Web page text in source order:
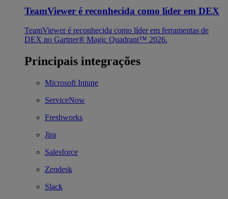
TeamViewer é reconhecida como líder em DEX
TeamViewer é reconhecida como líder em ferramentas de
DEX no Gartner® Magic Quadrant™ 2026.
Principais integrações
Microsoft Intune
ServiceNow
Freshworks
Jira
Salesforce
Zendesk
Slack